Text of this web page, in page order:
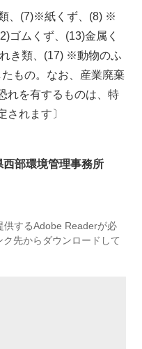
、(7)※紙くず、(8) ※
ムくず、(13)金属く
き類、(17) ※動物のふ
もの。なお、産業廃棄
れを有するものは、特
れます〕
西部環境管理事務所
供するAdobe Readerが必
先からダウンロードして